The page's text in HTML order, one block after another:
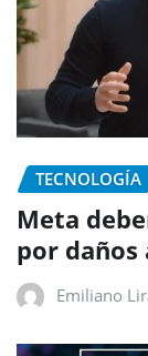
TECNOLOGÍA
Meta
por daños
Emiliano